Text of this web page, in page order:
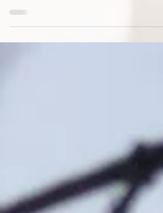
hoffe, du konntest mit Freude durch das
Jahresportal schreiten. Was auch immer
uns erwartet.